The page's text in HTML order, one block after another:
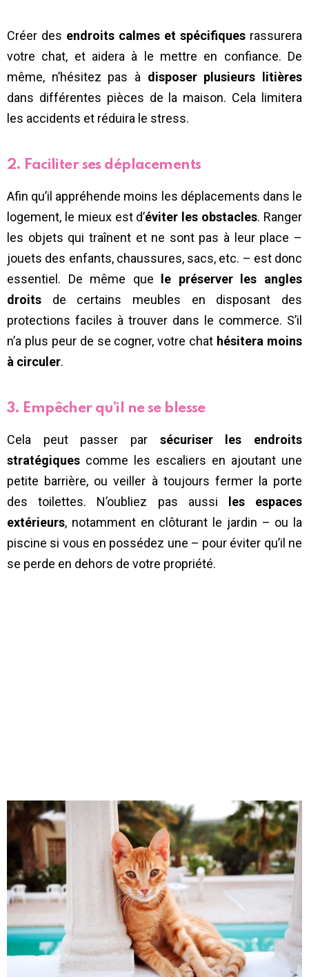
Créer des endroits calmes et spécifiques rassurera
votre chat, et aidera à le mettre en confiance. De
même, n’hésitez pas à disposer plusieurs litières
dans différentes pièces de la maison. Cela limitera
les accidents et réduira le stress.
2. Faciliter ses déplacements
Afin qu’il appréhende moins les déplacements dans le
logement, le mieux est d’éviter les obstacles. Ranger
les objets qui traînent et ne sont pas à leur place –
jouets des enfants, chaussures, sacs, etc. – est donc
essentiel. De même que le préserver les angles
droits de certains meubles en disposant des
protections faciles à trouver dans le commerce. S’il
n’a plus peur de se cogner, votre chat hésitera moins
à circuler.
3. Empêcher qu’il ne se blesse
Cela peut passer par sécuriser les endroits
stratégiques comme les escaliers en ajoutant une
petite barrière, ou veiller à toujours fermer la porte
des toilettes. N’oubliez pas aussi les espaces
extérieurs, notamment en clôturant le jardin – ou la
piscine si vous en possédez une – pour éviter qu’il ne
se perde en dehors de votre propriété.